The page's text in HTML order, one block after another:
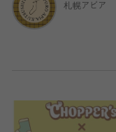
札幌アピア